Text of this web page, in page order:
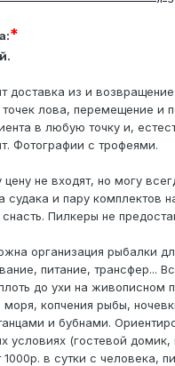
*
доставка из и
точек лова, перемещение и
в любую точку и,
Фотографии с трофеями.
цену не входят, но могу
судака и пару комплектов
Пилкеры не
организация рыбалки
питание, трансфер...
до ухи на живописном
моря, копчения рыбы,
и бубнами.
условиях (гостевой домик,
1000р. в сутки с человека,